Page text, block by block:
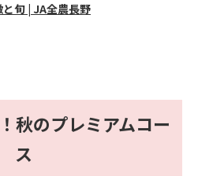
旬 | JA全農長野
秋のプレミアムコー
ス